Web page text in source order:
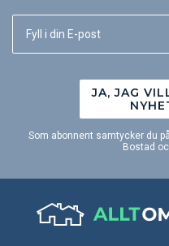
JA, JAG
Som abonnent samtycker du
Bostad